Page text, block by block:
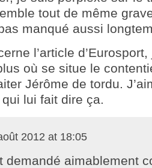
tout de même
manqué aussi
l’article
où se situe le
Jérôme de tordu.
qui lui fait dire ça.
2012 at 18:05
demandé aimablement